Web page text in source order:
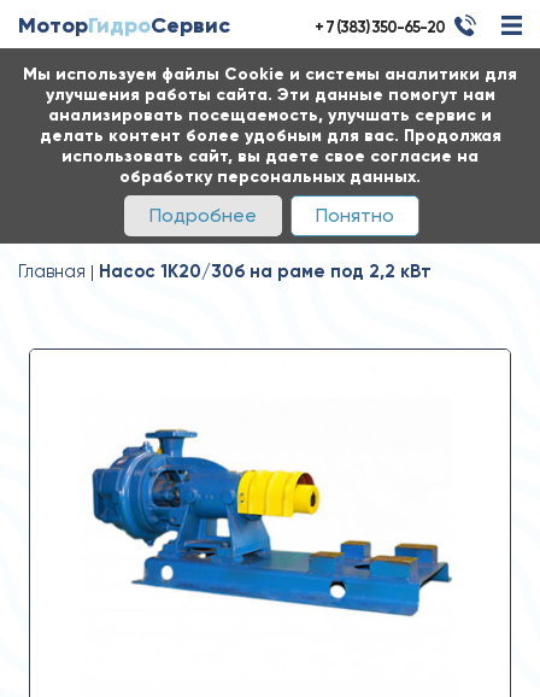
Мы используем файлы Cookie и системы аналитики для
улучшения работы сайта. Эти данные помогут нам
анализировать посещаемость, улучшать сервис и
делать контент более удобным для вас. Продолжая
использовать сайт, вы даете свое согласие на
обработку персональных данных.
Подробнее Понятно
МоторГидроСервис + 7 (383) 350-65-20
Главная Насос 1К20/30б на раме под 2,2 кВт